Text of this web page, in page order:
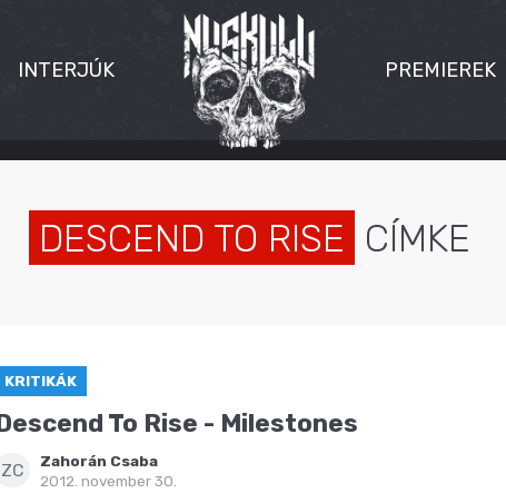
INTERJÚK PREMIEREK
DESCEND TO RISE CÍMKE
KRITIKÁK
To Rise - Milestones
ZC
Zahorán Csaba
2012. november 30.